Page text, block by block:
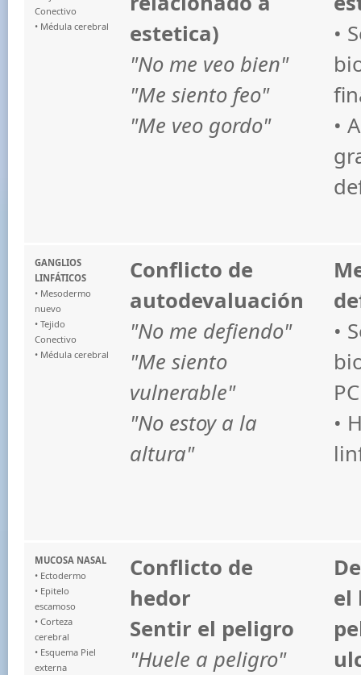
Conectivo
• Médula cerebral
estetica)
"No me veo bien"
"Me siento feo"
"Me veo gordo"
•
•
GANGLIOS
LINFÁTICOS
• Mesodermo
nuevo
• Tejido
Conectivo
• Médula cerebral
Conflicto de
autodevaluación
"No me defiendo"
"Me siento
vulnerable"
"No estoy a la
altura"
•
•
MUCOSA NASAL
• Ectodermo
• Epitelo
escamoso
• Corteza
cerebral
• Esquema Piel
externa
Conflicto de
hedor
Sentir el peligro
"Huele a peligro"
el